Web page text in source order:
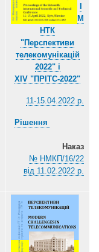
М
НТК
"Перспективи
телекомунікацій
2022" і
ХІV "ПРІТС-2022"
11-15.04.2022 р.
Рішення
Наказ
№ НМКП/16/22
від 11.02.2022 р.